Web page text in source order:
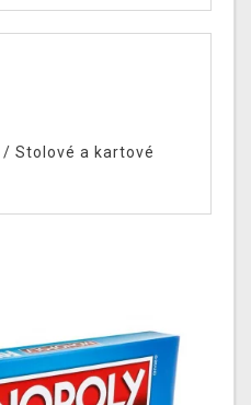
/ Stolové a kartové